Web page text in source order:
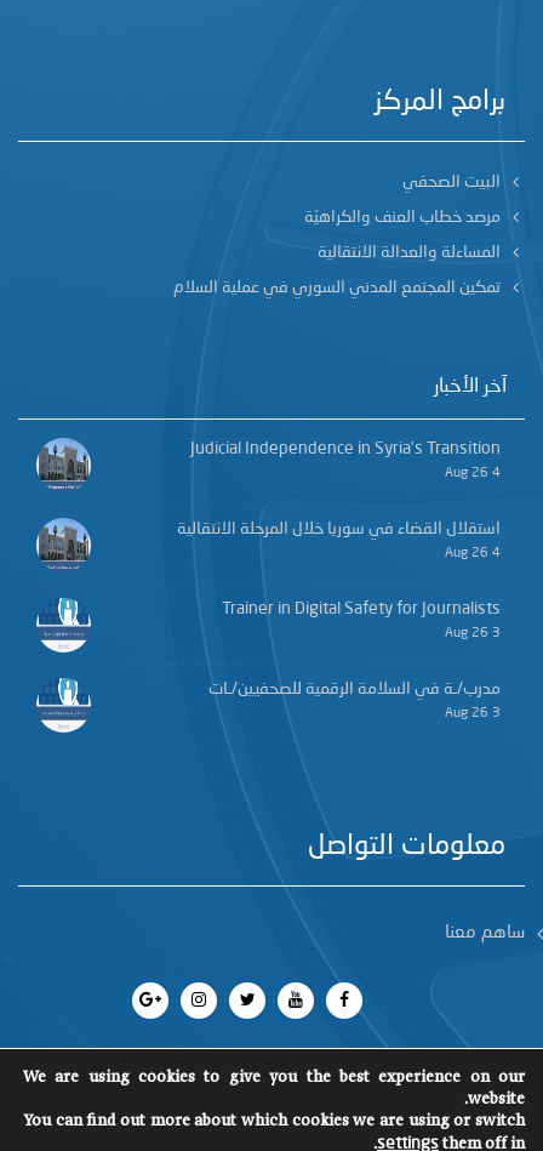
برامج المركز
البيت الصحفي
مرصد خطاب العنف والكراهيّة
المساءلة والعدالة الانتقالية
تمكين المجتمع المدني السوري في عملية السلام
آخر الأخبار
Judicial Independence in Syria’s Transition
4 Aug 26
استقلال القضاء في سوريا خلال المرحلة الانتقالية
4 Aug 26
Trainer in Digital Safety for Journalists
3 Aug 26
مدرب/ـة في السلامة الرقمية للصحفيين/ـات
3 Aug 26
معلومات التواصل
ساهم معنا
جميع الحقوق محفوظة 2018 SCM
©
We are using cookies to give you the best experience on our
website.
You can find out more about which cookies we are using or switch
them off in
settings
.